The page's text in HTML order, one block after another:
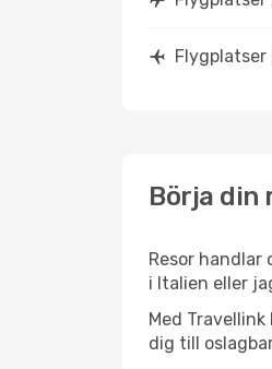
Flygplatser
Börja din
Resor
i Italien eller
Med
dig till